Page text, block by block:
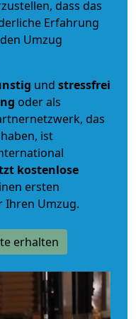
dass das
Erfahrung
Umzug
und stressfrei
oder als
das
ist
kostenlose
ersten
Ihren Umzug.
erhalten